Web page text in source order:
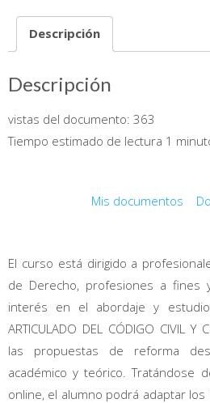
Civil
Comercial
cantidad
Descripción
Descripción
vistas del documento: 363
Tiempo estimado de lectura 1
Mis documentos
El curso está dirigido a
de Derecho, profesiones a fines
interés en el abordaje y estudio
ARTICULADO DEL CÓDIGO CIVIL Y
las propuestas de reforma
académico y teórico. Tratándose
online, el alumno podrá adaptar